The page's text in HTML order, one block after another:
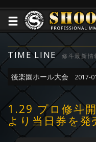
TIME LINE 修斗最新情
後楽園ホール大会 2017-
1.29 プロ修斗
より当日券を発